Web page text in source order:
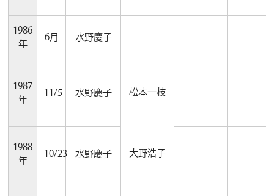
1986
年
6月 水野慶子
1987
年
11/5 水野慶子 松本一枝
1988
年
10/23 水野慶子 大野浩子